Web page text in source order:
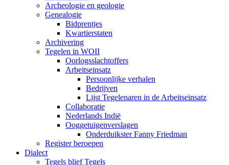
Archeologie en geologie
Genealogie
Bidprentjes
Kwartierstaten
Archivering
Tegelen in WOII
Oorlogsslachtoffers
Arbeitseinsatz
Persoonlijke verhalen
Bedrijven
Lijst Tegelenaren in de Arbeitseinsatz
Collaboratie
Nederlands Indië
Ooggetuigenverslagen
Onderduikster Fanny Friedman
Register beroepen
Dialect
Tegels blief Tegels